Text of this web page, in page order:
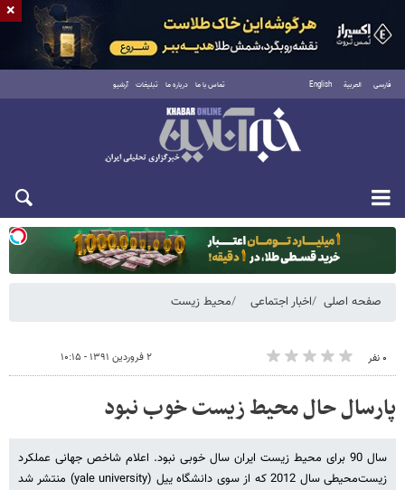
فارسی العربية English تماس با ما درباره ما تبلیغات آرشیو
دوشنبه ۱۹ مرداد ۱۴۰۵
صفحه اصلی اخبار اجتماعی محیط زیست
۰ نفر ۲ فروردین ۱۳۹۱ - ۱۰:۱۵
پارسال حال محیط زیست خوب نبود
سال 90 برای محیط زیست ایران سال خوبی نبود. اعلام شاخص جهانی عملکرد
زیست‌محیطی سال 2012 که از سوی دانشگاه ییل (yale university) منتشر شد
×